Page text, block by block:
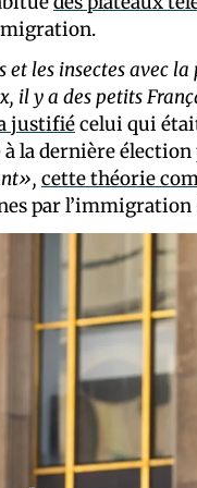
et les insectes avec
il y a des petits
justifiécelui qui
la dernière
cette théorie
par l’immigration